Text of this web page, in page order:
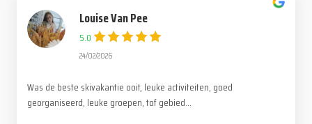
Louise Van Pee
5.0
24/02/2026
Was de beste skivakantie ooit, leuke activiteiten, goed
georganiseerd, leuke groepen, tof gebied...